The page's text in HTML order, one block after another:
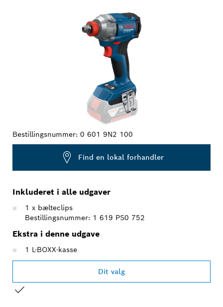
Bestillingsnummer: 0 601 9N2 100
Find en lokal forhandler
Inkluderet i alle udgaver
1 x bælteclips
Bestillingsnummer: 1 619 PS0 752
Ekstra i denne udgave
1 L-BOXX-kasse
Dit valg